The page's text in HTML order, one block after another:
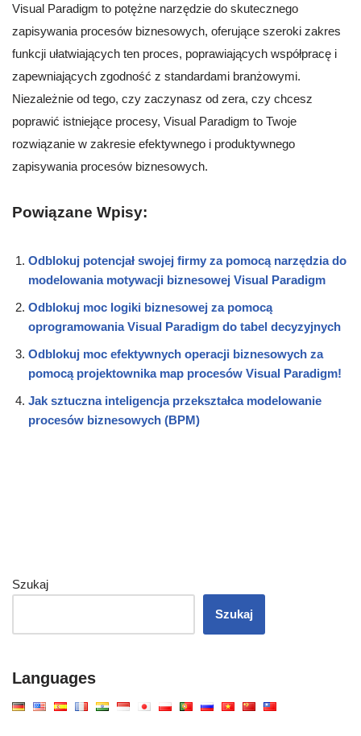
Visual Paradigm to potężne narzędzie do skutecznego
zapisywania procesów biznesowych, oferujące szeroki zakres
funkcji ułatwiających ten proces, poprawiających współpracę i
zapewniających zgodność z standardami branżowymi.
Niezależnie od tego, czy zaczynasz od zera, czy chcesz
poprawić istniejące procesy, Visual Paradigm to Twoje
rozwiązanie w zakresie efektywnego i produktywnego
zapisywania procesów biznesowych.
Powiązane Wpisy:
Odblokuj potencjał swojej firmy za pomocą narzędzia do
modelowania motywacji biznesowej Visual Paradigm
Odblokuj moc logiki biznesowej za pomocą
oprogramowania Visual Paradigm do tabel decyzyjnych
Odblokuj moc efektywnych operacji biznesowych za
pomocą projektownika map procesów Visual Paradigm!
Jak sztuczna inteligencja przekształca modelowanie
procesów biznesowych (BPM)
Szukaj
Szukaj
Languages